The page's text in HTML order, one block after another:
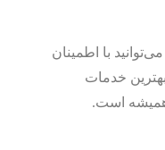
با اطمینان
خدمات
همیشه است.